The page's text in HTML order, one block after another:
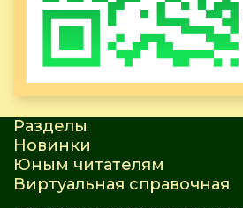
Разделы
Новинки
Юным читателям
Виртуальная справочная